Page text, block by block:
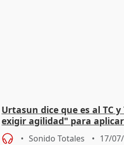
Urtasun dice que es al TC
exigir agilidad" para
Sonido Totales 17/